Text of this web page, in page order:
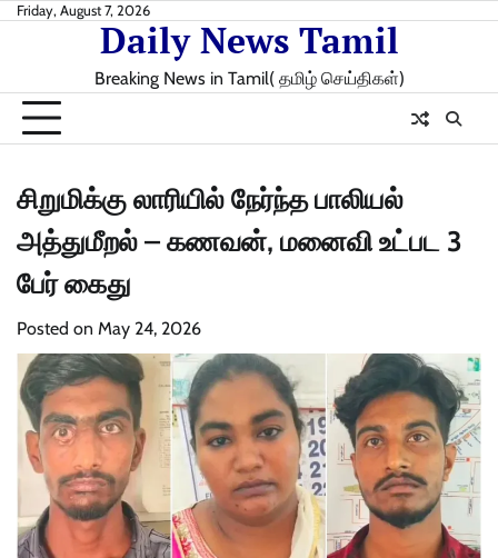
SkipFriday, August 7, 2026
Daily News Tamil
Breaking News in Tamil( தமிழ் செய்திகள்)
சிறுமிக்கு லாரியில் நேர்ந்த பாலியல்
அத்துமீறல் – கணவன், மனைவி உட்பட 3
பேர் கைது
Posted on May 24, 2026